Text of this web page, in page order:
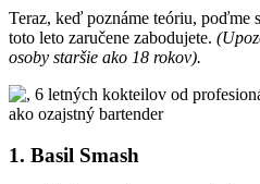
Teraz, keď poznáme teóriu, poďme
toto leto zaručene zabodujete.
osoby staršie ako 18 rokov).
1. Basil Smash